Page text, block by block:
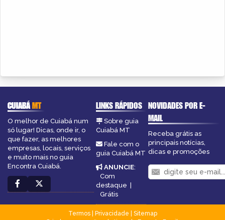
CUIABÁMT
O melhor de Cuiabá num
só lugar! Dicas, onde ir, o
que fazer, as melhores
empresas, locais, serviços
e muito mais no guia
Encontra Cuiabá.
LINKS RÁPIDOS
Sobre guia
Cuiabá MT
Fale com o
guia Cuiabá MT
ANUNCIE:
Com
destaque |
Grátis
NOVIDADES POR E-
MAIL
Receba grátis as
principais notícias,
dicas e promoções
Termos| Privacidade
Sitemap